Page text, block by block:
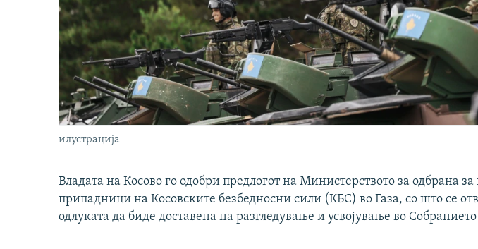
илустрација
Владата на Косово го одобри предлогот на Министерството за одбрана
припадници на Косовските безбедносни сили (КБС) во Газа, со што се
одлуката да биде доставена на разгледување и усвојување во